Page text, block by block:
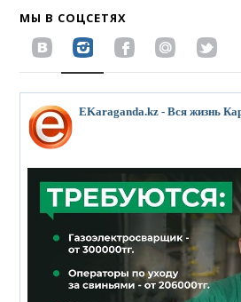
МЫ В СОЦСЕТЯХ
EKaraganda.kz - Вся жизнь